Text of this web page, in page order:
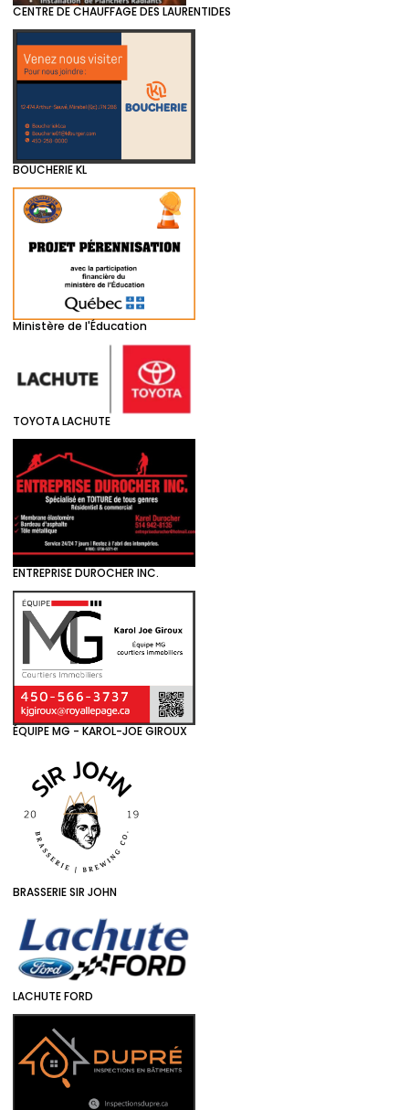
CENTRE DE CHAUFFAGE DES LAURENTIDES
BOUCHERIE KL
Ministère de l'Éducation
TOYOTA LACHUTE
ENTREPRISE DUROCHER INC.
ÉQUIPE MG - KAROL-JOE GIROUX
BRASSERIE SIR JOHN
LACHUTE FORD